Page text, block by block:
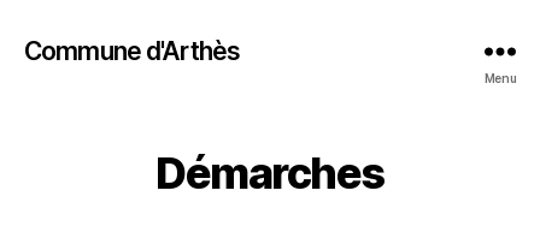
Commune d'Arthès
Menu
Démarches